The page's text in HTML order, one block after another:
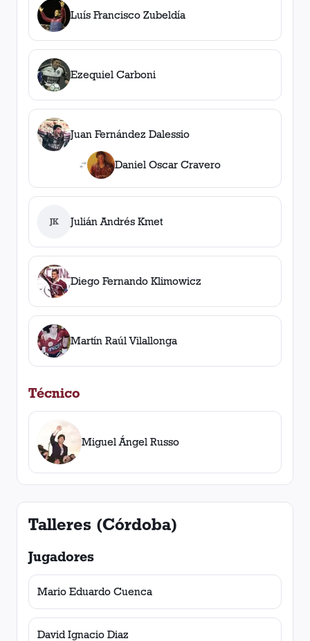
Luís Francisco Zubeldía
Ezequiel Carboni
Juan Fernández Dalessio
Daniel Oscar Cravero
JK Julián Andrés Kmet
Diego Fernando Klimowicz
Martín Raúl Vilallonga
Técnico
Miguel Ángel Russo
Talleres (Córdoba)
Jugadores
Mario Eduardo Cuenca
David Ignacio Diaz